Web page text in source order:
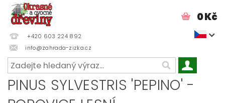
+420 603 224 892
info@zahrada-zizka.cz
0 Kč
PINUS SYLVESTRIS 'PEPINO' -